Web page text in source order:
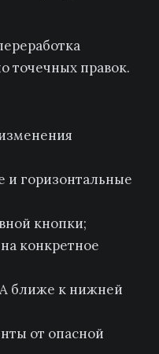
точечных правок.
и горизонтальные
кнопки;
конкретное
ближе к нижней
от опасной